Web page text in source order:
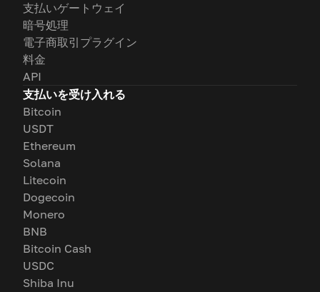
支払いゲートウェイ
暗号処理
電子商取引プラグイン
料金
API
支払いを受け入れる
Bitcoin
USDT
Ethereum
Solana
Litecoin
Dogecoin
Monero
BNB
Bitcoin Cash
USDC
Shiba Inu